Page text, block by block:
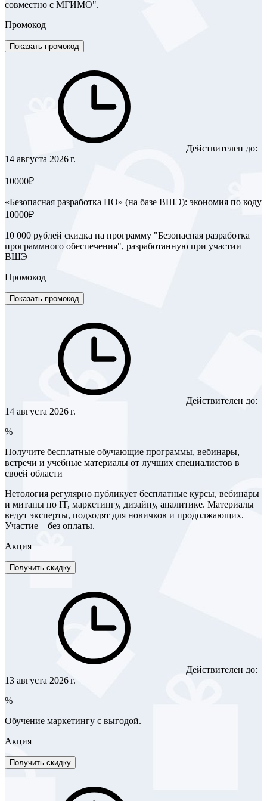
совместно с МГИМО".
Промокод
Показать промокод
Действителен до:
14 августа 2026 г.
10000₽
«Безопасная разработка ПО» (на базе ВШЭ): экономия по коду
10000₽
10 000 рублей скидка на программу "Безопасная разработка
программного обеспечения", разработанную при участии
ВШЭ
Промокод
Показать промокод
Действителен до:
14 августа 2026 г.
%
Получите бесплатные обучающие программы, вебинары,
встречи и учебные материалы от лучших специалистов в
своей области
Нетология регулярно публикует бесплатные курсы, вебинары
и митапы по IT, маркетингу, дизайну, аналитике. Материалы
ведут эксперты, подходят для новичков и продолжающих.
Участие – без оплаты.
Акция
Получить скидку
Действителен до:
13 августа 2026 г.
%
Обучение маркетингу с выгодой.
Акция
Получить скидку